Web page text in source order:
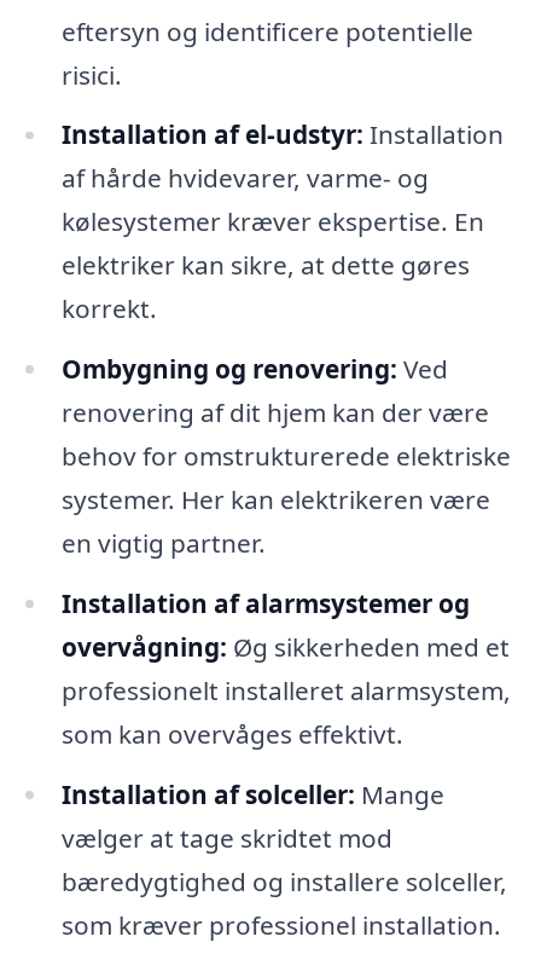
eftersyn og identificere potentielle
risici.
Installation af el-udstyr: Installation
af hårde hvidevarer, varme- og
kølesystemer kræver ekspertise. En
elektriker kan sikre, at dette gøres
korrekt.
Ombygning og renovering: Ved
renovering af dit hjem kan der være
behov for omstrukturerede elektriske
systemer. Her kan elektrikeren være
en vigtig partner.
Installation af alarmsystemer og
overvågning: Øg sikkerheden med et
professionelt installeret alarmsystem,
som kan overvåges effektivt.
Installation af solceller: Mange
vælger at tage skridtet mod
bæredygtighed og installere solceller,
som kræver professionel installation.